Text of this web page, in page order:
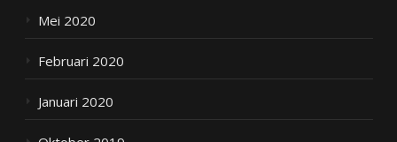
Mei 2020
Februari 2020
Januari 2020